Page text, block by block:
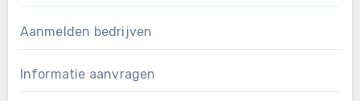
Aanmelden bedrijven
Informatie aanvragen